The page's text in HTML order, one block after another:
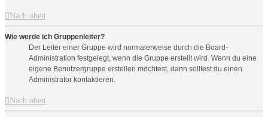
Nach oben
Wie werde ich Gruppenleiter?
Der Leiter einer Gruppe wird normalerweise durch die Board-
Administration festgelegt, wenn die Gruppe erstellt wird. Wenn du eine
eigene Benutzergruppe erstellen möchtest, dann solltest du einen
Administrator kontaktieren.
Nach oben